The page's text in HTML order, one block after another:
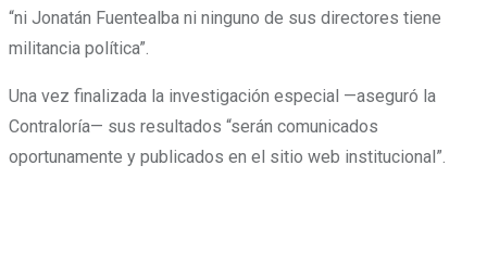
“ni Jonatán Fuentealba ni ninguno de sus directores tiene
militancia política”.
Una vez finalizada la investigación especial —aseguró la
Contraloría— sus resultados “serán comunicados
oportunamente y publicados en el sitio web institucional”.